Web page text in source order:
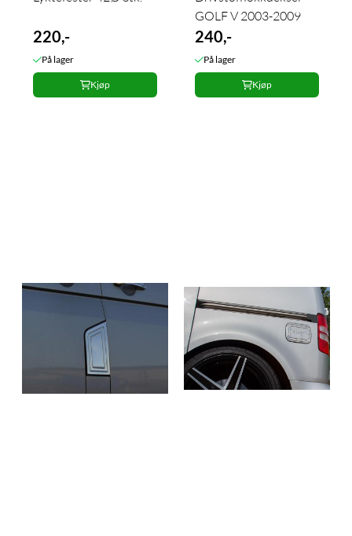
220,-
På lager
Kjøp
GOLF V 2003-2009
240,-
På lager
Kjøp